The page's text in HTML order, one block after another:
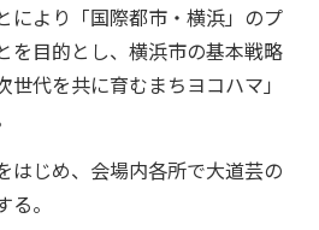
により「国際都市・横浜」のプ
を目的とし、横浜市の基本戦略
代を共に育むまちヨコハマ」
はじめ、会場内各所で大道芸の
。